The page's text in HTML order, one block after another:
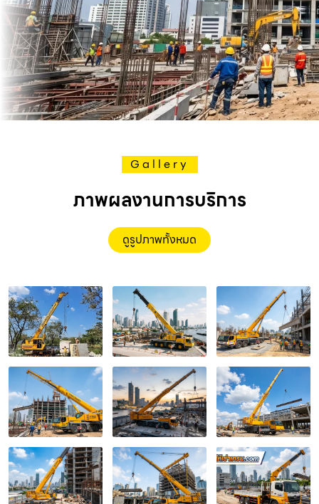
Gallery
ภาพผลงานการบริการ
ดูรูปภาพทั้งหมด